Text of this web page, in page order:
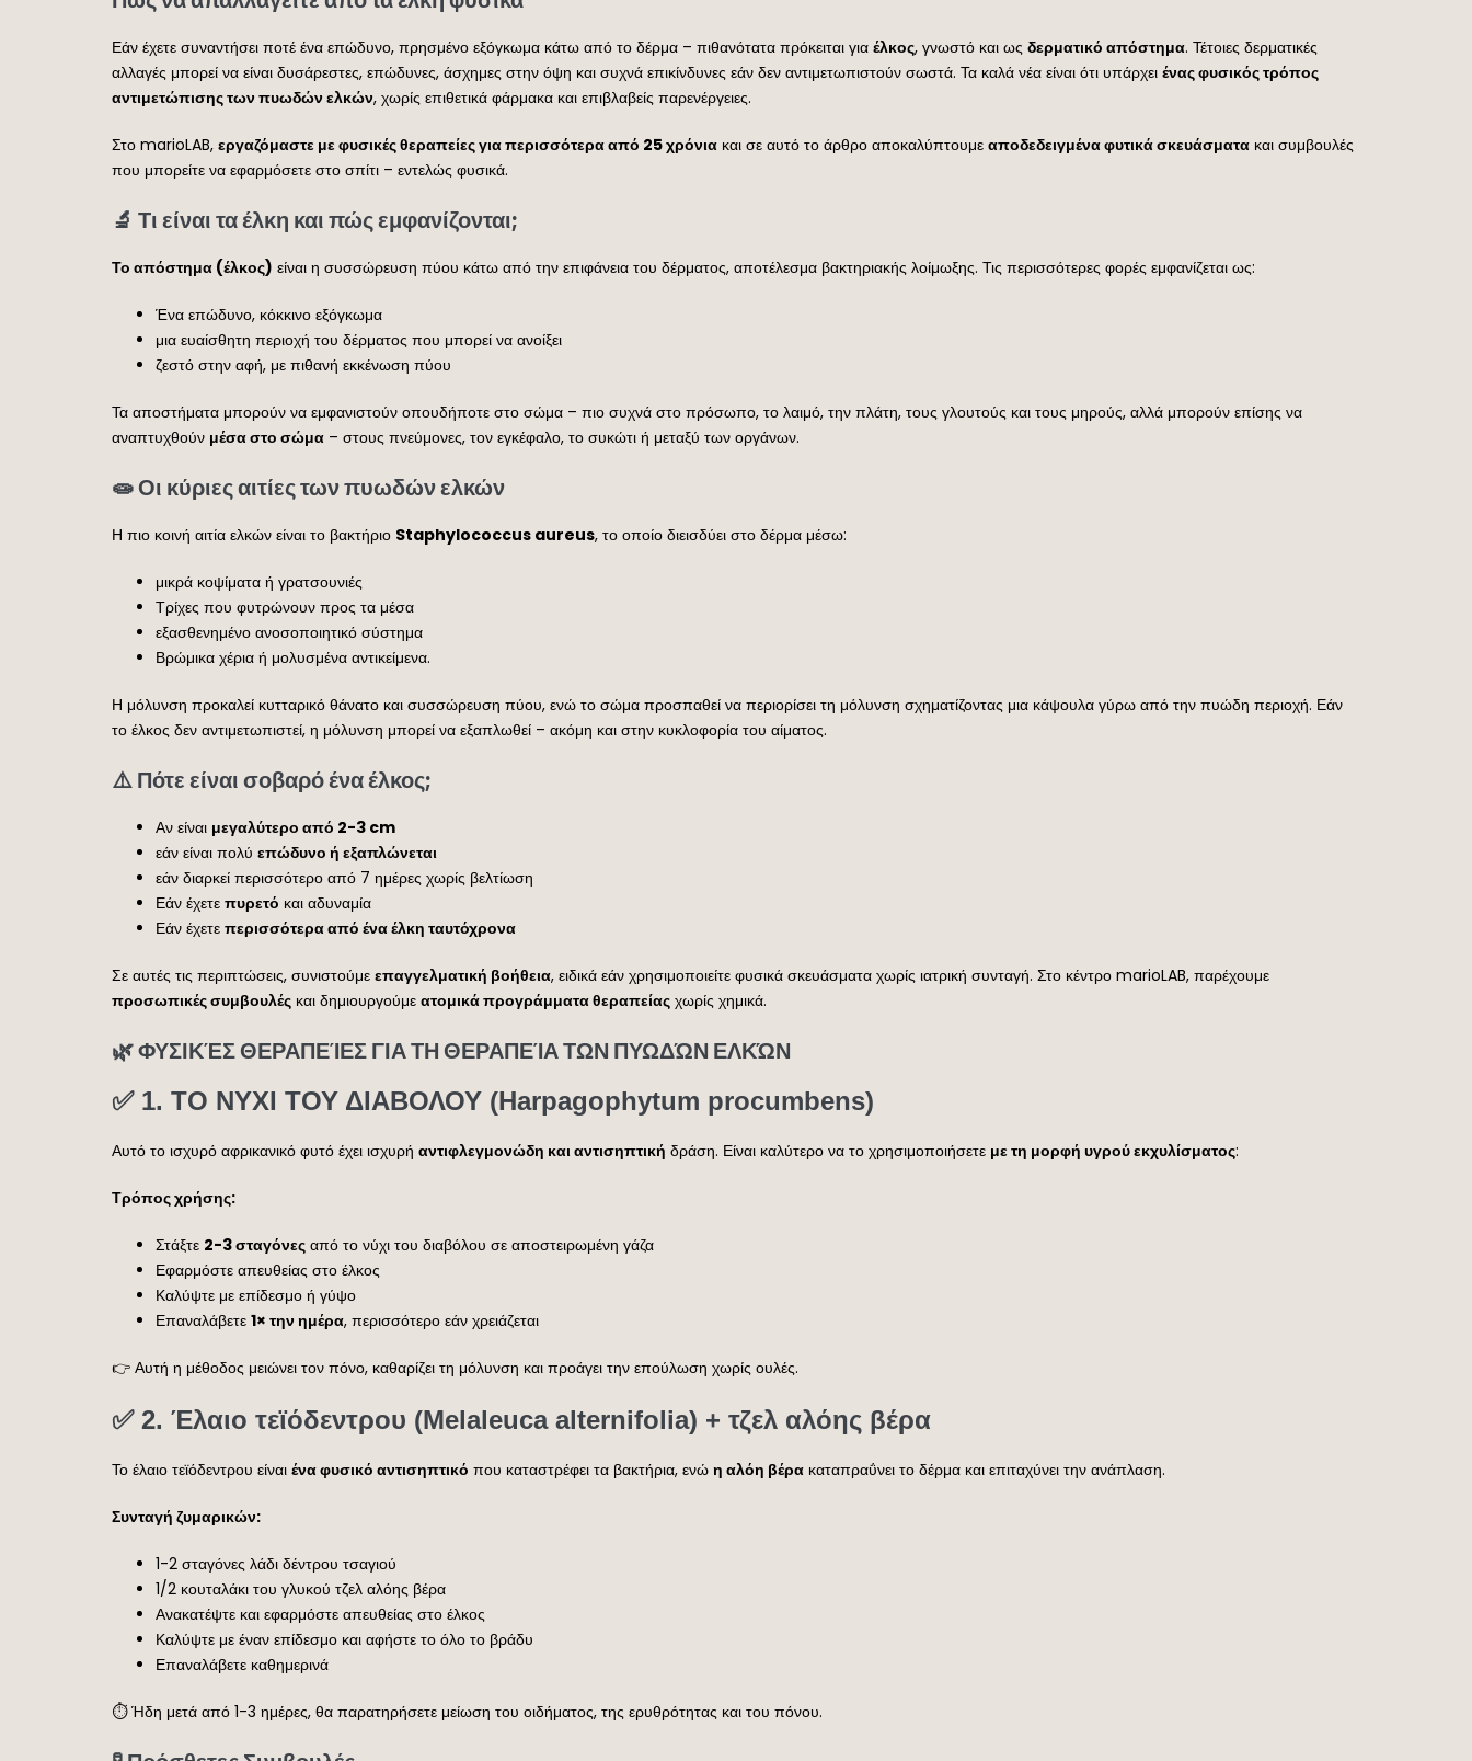
Εάν έχετε συναντήσει ποτέ ένα επώδυνο, πρησμένο εξόγκωμα κάτω από το δέρμα – πιθανότατα πρόκειται για έλκος, γνωστό και ως δερματικό απόστημα. Τέτοιες δερματικές
αλλαγές μπορεί να είναι δυσάρεστες, επώδυνες, άσχημες στην όψη και συχνά επικίνδυνες εάν δεν αντιμετωπιστούν σωστά. Τα καλά νέα είναι ότι υπάρχει ένας φυσικός τρόπος
αντιμετώπισης των πυωδών ελκών, χωρίς επιθετικά φάρμακα και επιβλαβείς παρενέργειες.
Στο marioLAB, εργαζόμαστε με φυσικές θεραπείες για περισσότερα από 25 χρόνια και σε αυτό το άρθρο αποκαλύπτουμε αποδεδειγμένα φυτικά σκευάσματα και συμβουλές
που μπορείτε να εφαρμόσετε στο σπίτι – εντελώς φυσικά.
🔬 Τι είναι τα έλκη και πώς εμφανίζονται;
Το απόστημα (έλκος) είναι η συσσώρευση πύου κάτω από την επιφάνεια του δέρματος, αποτέλεσμα βακτηριακής λοίμωξης. Τις περισσότερες φορές εμφανίζεται ως:
Ένα επώδυνο, κόκκινο εξόγκωμα
μια ευαίσθητη περιοχή του δέρματος που μπορεί να ανοίξει
ζεστό στην αφή, με πιθανή εκκένωση πύου
Τα αποστήματα μπορούν να εμφανιστούν οπουδήποτε στο σώμα – πιο συχνά στο πρόσωπο, το λαιμό, την πλάτη, τους γλουτούς και τους μηρούς, αλλά μπορούν επίσης να
αναπτυχθούν μέσα στο σώμα – στους πνεύμονες, τον εγκέφαλο, το συκώτι ή μεταξύ των οργάνων.
🧫 Οι κύριες αιτίες των πυωδών ελκών
Η πιο κοινή αιτία ελκών είναι το βακτήριο Staphylococcus aureus, το οποίο διεισδύει στο δέρμα μέσω:
μικρά κοψίματα ή γρατσουνιές
Τρίχες που φυτρώνουν προς τα μέσα
εξασθενημένο ανοσοποιητικό σύστημα
Βρώμικα χέρια ή μολυσμένα αντικείμενα.
Η μόλυνση προκαλεί κυτταρικό θάνατο και συσσώρευση πύου, ενώ το σώμα προσπαθεί να περιορίσει τη μόλυνση σχηματίζοντας μια κάψουλα γύρω από την πυώδη περιοχή. Εάν
το έλκος δεν αντιμετωπιστεί, η μόλυνση μπορεί να εξαπλωθεί – ακόμη και στην κυκλοφορία του αίματος.
⚠️ Πότε είναι σοβαρό ένα έλκος;
Αν είναι μεγαλύτερο από 2-3 cm
εάν είναι πολύ επώδυνο ή εξαπλώνεται
εάν διαρκεί περισσότερο από 7 ημέρες χωρίς βελτίωση
Εάν έχετε πυρετό και αδυναμία
Εάν έχετε περισσότερα από ένα έλκη ταυτόχρονα
Σε αυτές τις περιπτώσεις, συνιστούμε επαγγελματική βοήθεια, ειδικά εάν χρησιμοποιείτε φυσικά σκευάσματα χωρίς ιατρική συνταγή. Στο κέντρο marioLAB, παρέχουμε
προσωπικές συμβουλές και δημιουργούμε ατομικά προγράμματα θεραπείας χωρίς χημικά.
🌿 ΦΥΣΙΚΈΣ ΘΕΡΑΠΕΊΕΣ ΓΙΑ ΤΗ ΘΕΡΑΠΕΊΑ ΤΩΝ ΠΥΩΔΏΝ ΕΛΚΏΝ
✅ 1. ΤΟ ΝΥΧΙ ΤΟΥ ΔΙΑΒΟΛΟΥ (Harpagophytum procumbens)
Αυτό το ισχυρό αφρικανικό φυτό έχει ισχυρή αντιφλεγμονώδη και αντισηπτική δράση. Είναι καλύτερο να το χρησιμοποιήσετε με τη μορφή υγρού εκχυλίσματος:
Τρόπος χρήσης:
Στάξτε 2-3 σταγόνες από το νύχι του διαβόλου σε αποστειρωμένη γάζα
Εφαρμόστε απευθείας στο έλκος
Καλύψτε με επίδεσμο ή γύψο
Επαναλάβετε 1× την ημέρα, περισσότερο εάν χρειάζεται
👉 Αυτή η μέθοδος μειώνει τον πόνο, καθαρίζει τη μόλυνση και προάγει την επούλωση χωρίς ουλές.
✅ 2. Έλαιο τεϊόδεντρου (Melaleuca alternifolia) + τζελ αλόης βέρα
Το έλαιο τεϊόδεντρου είναι ένα φυσικό αντισηπτικό που καταστρέφει τα βακτήρια, ενώ η αλόη βέρα καταπραΰνει το δέρμα και επιταχύνει την ανάπλαση.
Συνταγή ζυμαρικών:
1-2 σταγόνες λάδι δέντρου τσαγιού
1/2 κουταλάκι του γλυκού τζελ αλόης βέρα
Ανακατέψτε και εφαρμόστε απευθείας στο έλκος
Καλύψτε με έναν επίδεσμο και αφήστε το όλο το βράδυ
Επαναλάβετε καθημερινά
⏱️ Ήδη μετά από 1-3 ημέρες, θα παρατηρήσετε μείωση του οιδήματος, της ερυθρότητας και του πόνου.